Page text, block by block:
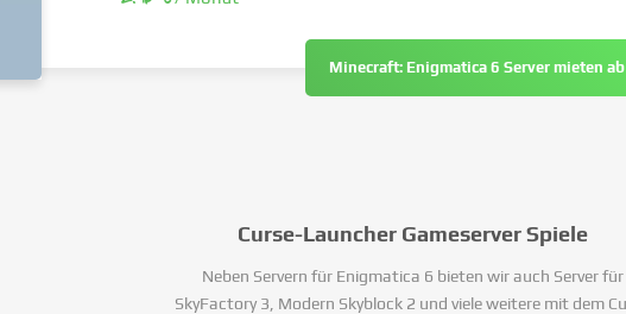
Minecraft: Enigmatica 6 Server mieten
Curse-Launcher Gameserver Spiele
Neben Servern für Enigmatica 6 bieten wir auch Server für
SkyFactory 3, Modern Skyblock 2 und viele weitere mit dem